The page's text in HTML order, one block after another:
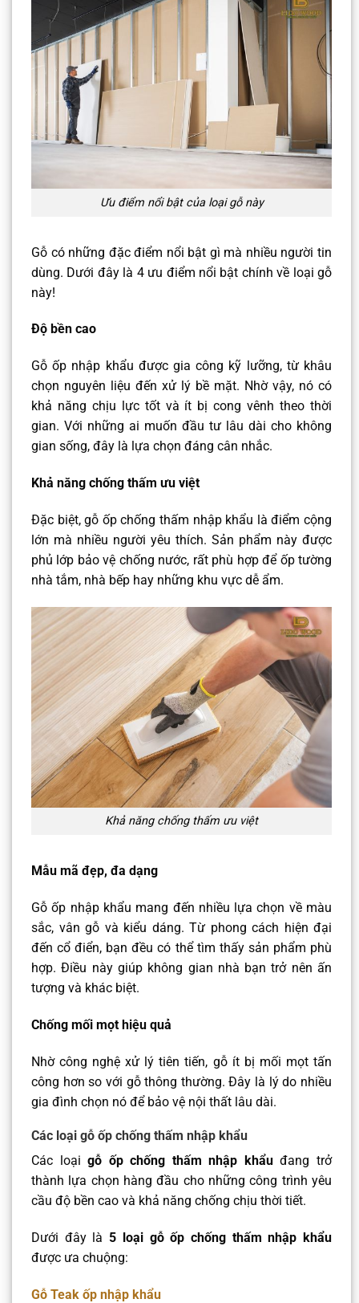
Ưu điểm nổi bật của loại gỗ này
Gỗ có những đặc điểm nổi bật gì mà nhiều người tin
dùng. Dưới đây là 4 ưu điểm nổi bật chính về loại gỗ
này!
Độ bền cao
Gỗ ốp nhập khẩu được gia công kỹ lưỡng, từ khâu
chọn nguyên liệu đến xử lý bề mặt. Nhờ vậy, nó có
khả năng chịu lực tốt và ít bị cong vênh theo thời
gian. Với những ai muốn đầu tư lâu dài cho không
gian sống, đây là lựa chọn đáng cân nhắc.
Khả năng chống thấm ưu việt
Đặc biệt, gỗ ốp chống thấm nhập khẩu là điểm cộng
lớn mà nhiều người yêu thích. Sản phẩm này được
phủ lớp bảo vệ chống nước, rất phù hợp để ốp tường
nhà tắm, nhà bếp hay những khu vực dễ ẩm.
Khả năng chống thấm ưu việt
Mẫu mã đẹp, đa dạng
Gỗ ốp nhập khẩu mang đến nhiều lựa chọn về màu
sắc, vân gỗ và kiểu dáng. Từ phong cách hiện đại
đến cổ điển, bạn đều có thể tìm thấy sản phẩm phù
hợp. Điều này giúp không gian nhà bạn trở nên ấn
tượng và khác biệt.
Chống mối mọt hiệu quả
Nhờ công nghệ xử lý tiên tiến, gỗ ít bị mối mọt tấn
công hơn so với gỗ thông thường. Đây là lý do nhiều
gia đình chọn nó để bảo vệ nội thất lâu dài.
Các loại gỗ ốp chống thấm nhập khẩu
Các loạigỗ ốp chống thấm nhập khẩuđang trở
thành lựa chọn hàng đầu cho những công trình yêu
cầu độ bền cao và khả năng chống chịu thời tiết.
Dưới đây là5 loại gỗ ốp chống thấm nhập khẩu
được ưa chuộng:
Gỗ Teak ốp nhập khẩu